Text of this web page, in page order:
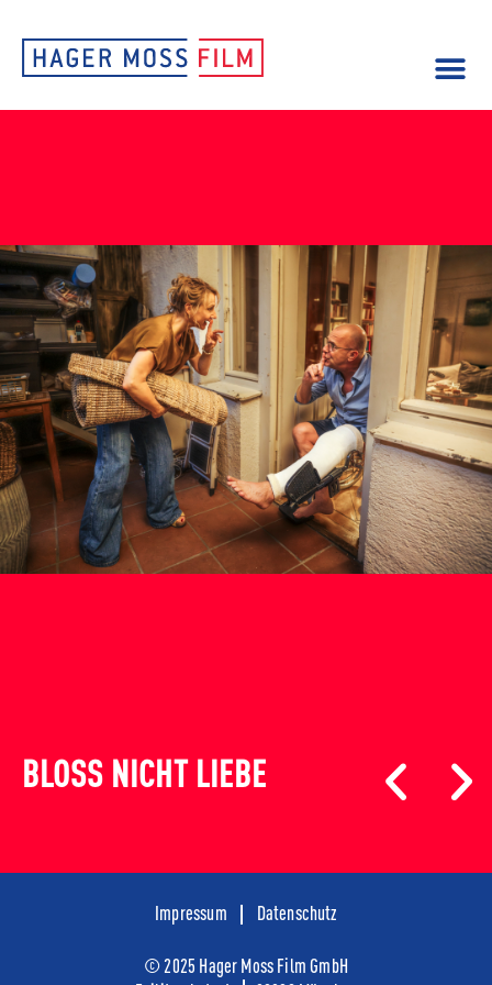
BLOSS NICHT LIEBE
Impressum Datenschutz
© 2025 Hager Moss Film GmbH